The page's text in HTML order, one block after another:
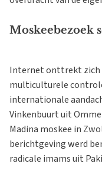
Moskeebezoek
Internet onttrekt zich
multiculturele
internationale
Vinkenbuurt uit
Madina moskee in
berichtgeving werd
radicale imams uit